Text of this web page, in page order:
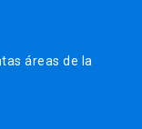
áreas de la